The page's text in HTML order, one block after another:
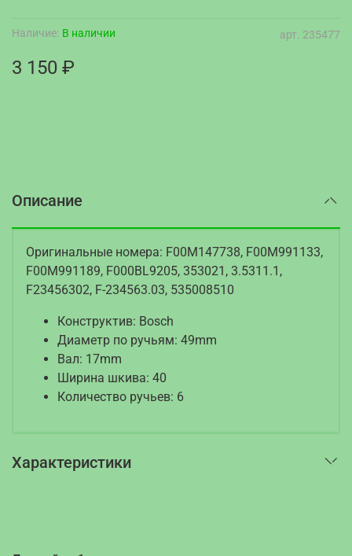
арт. 235477
Наличие: В наличии
3 150 ₽
Описание
Оригинальные номера: F00M147738, F00M991133,
F00M991189, F000BL9205, 353021, 3.5311.1,
F23456302, F-234563.03, 535008510
Конструктив: Bosch
Диаметр по ручьям: 49mm
Вал: 17mm
Ширина шкива: 40
Количество ручьев: 6
Характеристики